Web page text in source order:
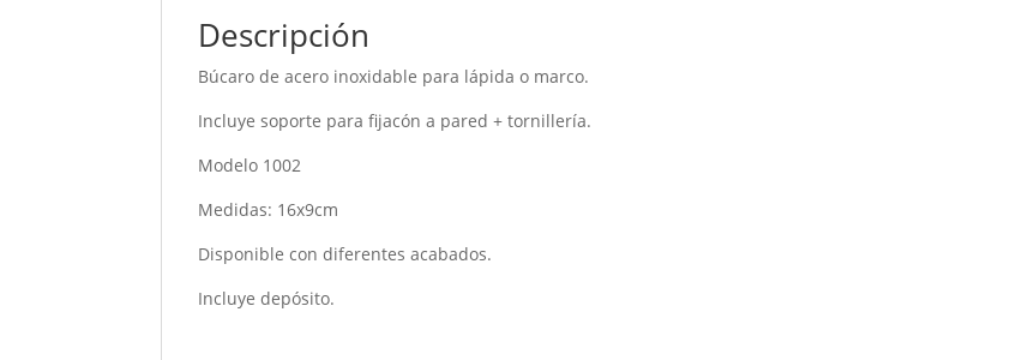
Descripción
Búcaro de acero inoxidable para lápida o marco.
Incluye soporte para fijacón a pared + tornillería.
Modelo 1002
Medidas: 16x9cm
Disponible con diferentes acabados.
Incluye depósito.